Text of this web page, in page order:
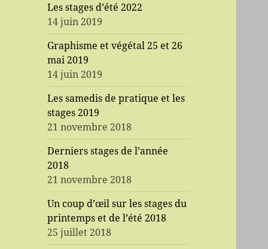
Les stages d’été 2022
14 juin 2019
Graphisme et végétal 25 et 26
mai 2019
14 juin 2019
Les samedis de pratique et les
stages 2019
21 novembre 2018
Derniers stages de l’année
2018
21 novembre 2018
Un coup d’œil sur les stages du
printemps et de l’été 2018
25 juillet 2018